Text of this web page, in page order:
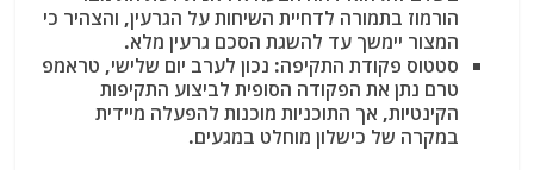
הורמוז בתמורה לדחיית השיחות על הגרעין, והצהיר כי
המצור יימשך עד להשגת הסכם גרעין מלא.
סטטוס פקודת התקיפה: נכון לערב יום שלישי, טראמפ
טרם נתן את הפקודה הסופית לביצוע התקיפות
הקינטיות, אך התוכניות מוכנות להפעלה מיידית
במקרה של כישלון מוחלט במגעים.